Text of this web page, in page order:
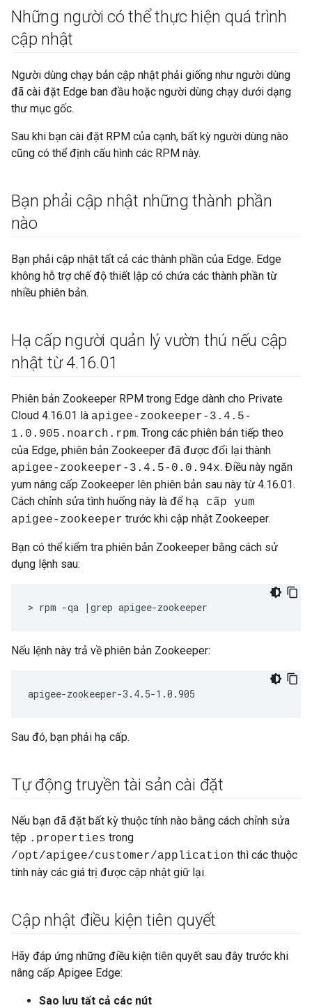
Những người có thể thực hiện quá trình
cập nhật
Người dùng chạy bản cập nhật phải giống như người dùng
đã cài đặt Edge ban đầu hoặc người dùng chạy dưới dạng
thư mục gốc.
Sau khi bạn cài đặt RPM của cạnh, bất kỳ người dùng nào
cũng có thể định cấu hình các RPM này.
Bạn phải cập nhật những thành phần
nào
Bạn phải cập nhật tất cả các thành phần của Edge. Edge
không hỗ trợ chế độ thiết lập có chứa các thành phần từ
nhiều phiên bản.
Hạ cấp người quản lý vườn thú nếu cập
nhật từ 4.16.01
Phiên bản Zookeeper RPM trong Edge dành cho Private
Cloud 4.16.01 là apigee-zookeeper-3.4.5-
1.0.905.noarch.rpm. Trong các phiên bản tiếp theo
của Edge, phiên bản Zookeeper đã được đổi lại thành
apigee-zookeeper-3.4.5-0.0.94x. Điều này ngăn
yum nâng cấp Zookeeper lên phiên bản sau này từ 4.16.01.
Cách chỉnh sửa tình huống này là để hạ cấp yum
apigee-zookeeper trước khi cập nhật Zookeeper.
Bạn có thể kiểm tra phiên bản Zookeeper bằng cách sử
dụng lệnh sau:
> rpm -qa |grep apigee-zookeeper
Nếu lệnh này trả về phiên bản Zookeeper:
apigee-zookeeper-3.4.5-1.0.905
Sau đó, bạn phải hạ cấp.
Tự động truyền tài sản cài đặt
Nếu bạn đã đặt bất kỳ thuộc tính nào bằng cách chỉnh sửa
tệp .properties trong
/opt/apigee/customer/application thì các thuộc
tính này các giá trị được cập nhật giữ lại.
Cập nhật điều kiện tiên quyết
Hãy đáp ứng những điều kiện tiên quyết sau đây trước khi
nâng cấp Apigee Edge:
Sao lưu tất cả các nút